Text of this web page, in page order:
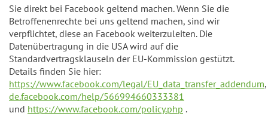
Sie direkt bei Facebook geltend machen. Wenn Sie die
Betroffenenrechte bei uns geltend machen, sind wir
verpflichtet, diese an Facebook weiterzuleiten. Die
Datenübertragung in die USA wird auf die
Standardvertragsklauseln der EU-Kommission gestützt.
Details finden Sie hier:
https://www.facebook.com/legal/EU_data_transfer_addendum,
de.facebook.com/help/566994660333381
und https://www.facebook.com/policy.php .